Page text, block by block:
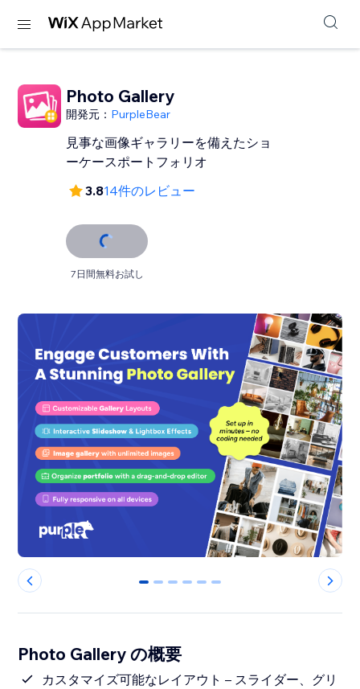
Photo Gallery
開発元： PurpleBear
見事な画像ギャラリーを備えたショ
ーケースポートフォリオ
3.814件のレビュー
7日間無料お試し
0 1 2 3 4 5
Photo Gallery の概要
カスタマイズ可能なレイアウト – スライダー、グリ